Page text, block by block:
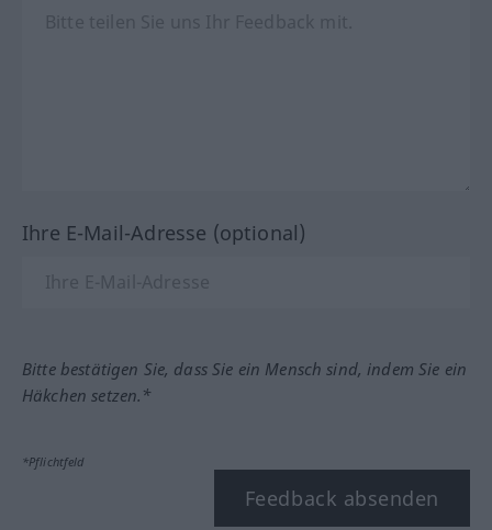
Ihre E-Mail-Adresse (optional)
Bitte bestätigen Sie, dass Sie ein Mensch sind, indem Sie ein
Häkchen setzen.*
*Pflichtfeld
Feedback absenden